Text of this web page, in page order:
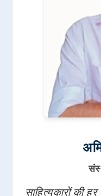
साहित्यकारों की